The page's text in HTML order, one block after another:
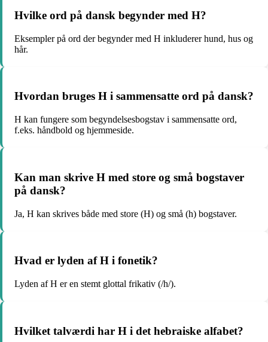
Hvilke ord på dansk begynder med H?
Eksempler på ord der begynder med H inkluderer hund, hus og
hår.
Hvordan bruges H i sammensatte ord på dansk?
H kan fungere som begyndelsesbogstav i sammensatte ord,
f.eks. håndbold og hjemmeside.
Kan man skrive H med store og små bogstaver
på dansk?
Ja, H kan skrives både med store (H) og små (h) bogstaver.
Hvad er lyden af H i fonetik?
Lyden af H er en stemt glottal frikativ (/h/).
Hvilket talværdi har H i det hebraiske alfabet?